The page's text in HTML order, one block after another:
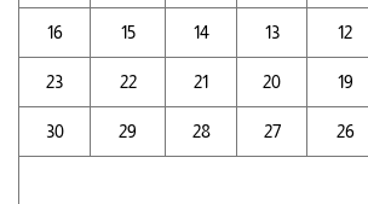
12
13
14
15
16
19
20
21
22
23
26
27
28
29
30